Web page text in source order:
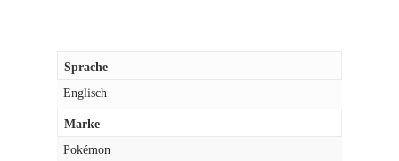
Sprache
Englisch
Marke
Pokémon